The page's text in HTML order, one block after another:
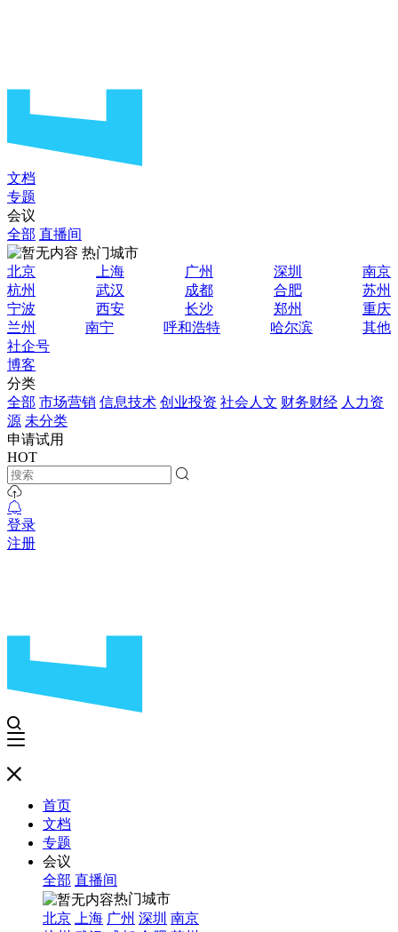
文档
专题
会议
全部 直播间
热门城市
北京
上海 广州 深圳
南京
杭州
武汉 成都 合肥
苏州
宁波
西安 长沙 郑州
重庆
兰州
南宁 呼和浩特 哈尔滨
其他
社企号
博客
分类
全部 市场营销 信息技术 创业投资 社会人文 财务财经 人力资
源 未分类
申请试用
HOT
登录
注册
首页
文档
专题
会议
全部 直播间
热门城市
北京
上海 广州 深圳 南京